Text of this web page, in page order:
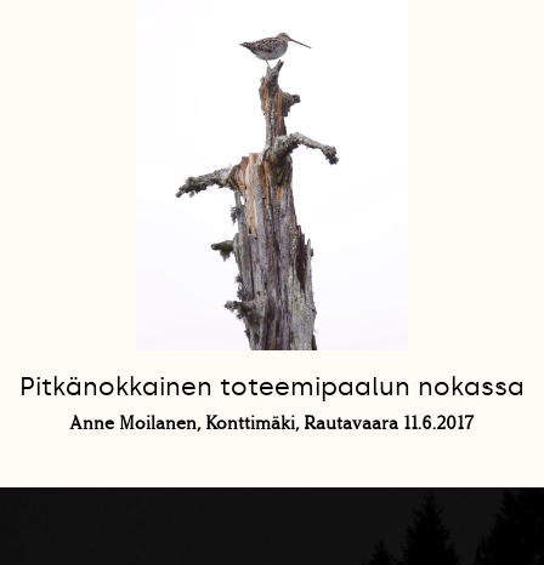
Pitkänokkainen toteemipaalun nokassa
Anne Moilanen, Konttimäki, Rautavaara 11.6.2017